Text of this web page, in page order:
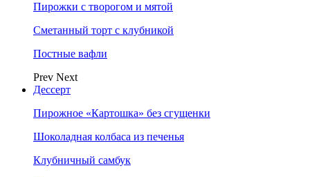
Пирожки с творогом и мятой
Сметанный торт с клубникой
Постные вафли
Prev Next
Дессерт
Пирожное «Картошка» без сгущенки
Шоколадная колбаса из печенья
Клубничный самбук